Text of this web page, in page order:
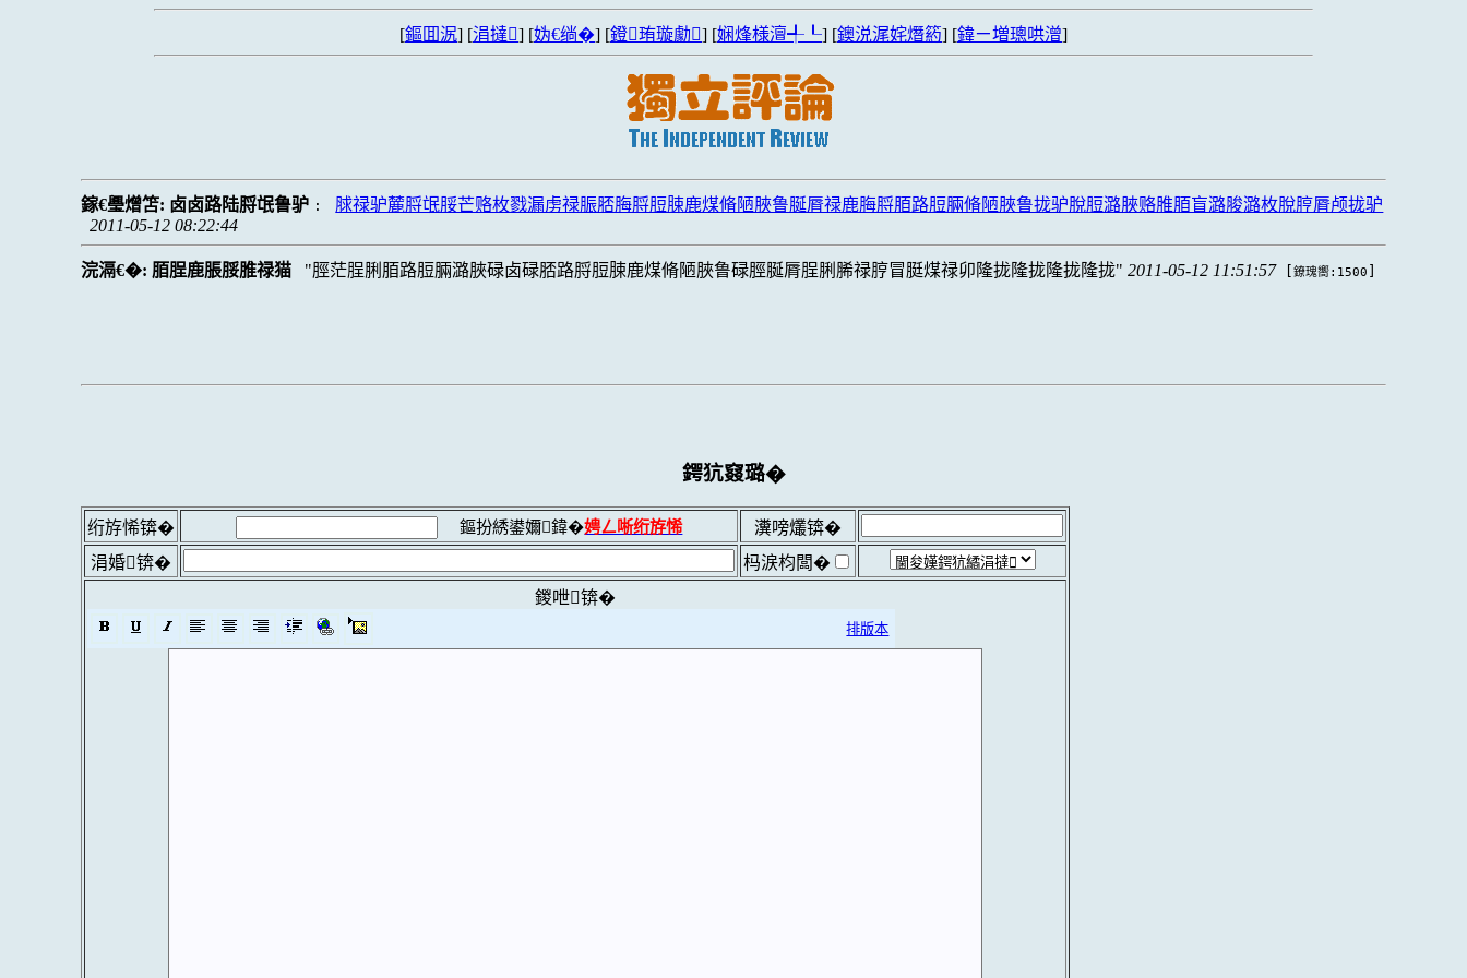
[鏂囬泦] [涓撻] [妫€绱�] [鐙珛璇勮] [娴烽様澶╃┖] [鐭涚浘姹熸箹] [鍏ㄧ増璁哄潧]
鎵€璺熷笘: 卤卤路陆脟氓鲁驴 :
脙禄驴麓脟氓脮芒赂枚戮漏虏禄脤脴脢脟脰脨鹿煤脩陋脥鲁脠脣禄鹿脢脟脜路脰脼脩陋脥鲁拢驴脫脰潞脥赂脽脜盲潞脧潞枚脫脝脣颅拢驴
2011-05-12 08:22:44
浣滆€�: 脜脭鹿脹脮脽禄猫 脛茫脭脷脜路脰脼潞脥碌卤碌脴路脟脰脨鹿煤脩陋脥鲁碌脛脠脣脭脷脪禄脝冒脡煤禄卯隆拢隆拢隆拢隆拢 2011-05-12 11:51:57 [鐐瑰嚮:1500
鍔犺窡璐�
绗斿悕锛� 鏂扮綉鍙嬭鍏�娉ㄥ唽绗斿悕
瀵嗙爜锛�
涓婚锛�
杩涙枃闆�
鍐呭锛�
排版本